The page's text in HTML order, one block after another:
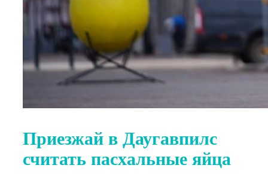
Приезжай в Даугавпилс
считать пасхальные яйца